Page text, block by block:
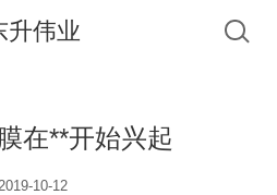
升伟业
在**开始兴起
2019-10-12